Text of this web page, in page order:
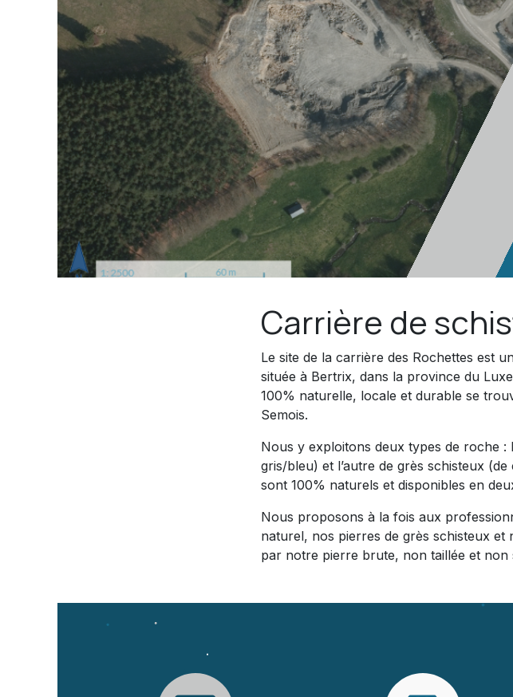
Carrière de
Le site de la carrière des Rochettes est
située à Bertrix, dans la province du
100% naturelle, locale et durable se
Semois.
Nous y exploitons deux types de roche :
gris/bleu) et l’autre de grès schisteux
sont 100% naturels et disponibles en
Nous proposons à la fois aux
naturel, nos pierres de grès schisteux et
par notre pierre brute, non taillée et non